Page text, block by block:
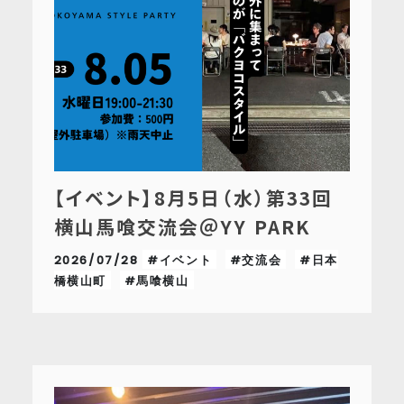
【イベント】8月5日（水）第33回
横山馬喰交流会＠YY PARK
2026/07/28 #イベント #交流会
#日本
橋横山町
#馬喰横山